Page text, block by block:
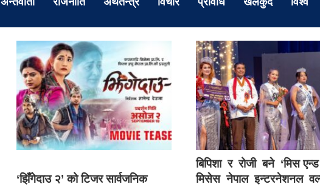
‘झिँगेदाउ २’ को टिजर सार्वजनिक
बिपिशा र रोजी बने ‘मिस एन्ड
मिसेस नेपाल इन्टरनेशनल